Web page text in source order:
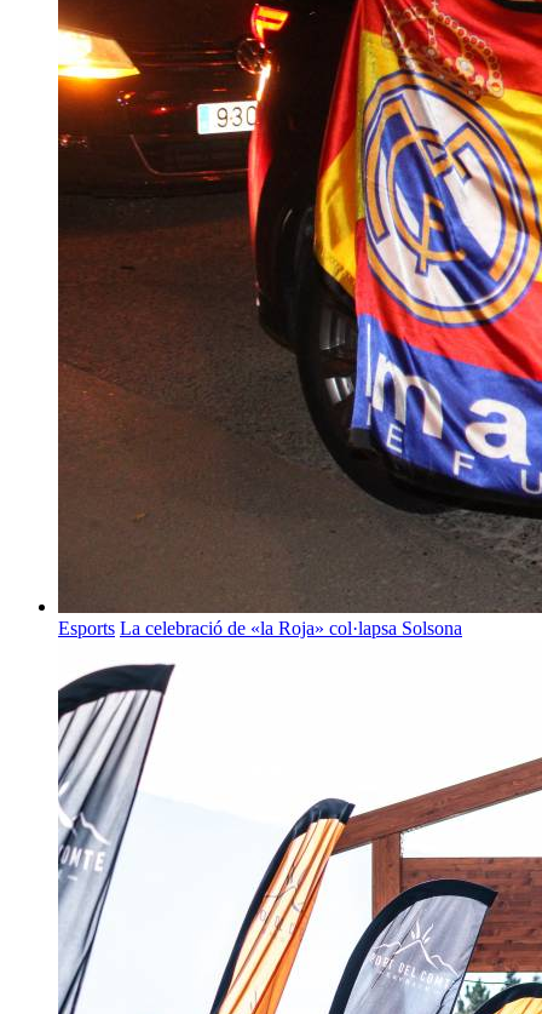
Esports La celebració de «la Roja» col·lapsa Solsona